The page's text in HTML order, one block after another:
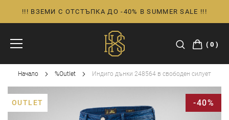
Прескачане
към
съдържанието
!!! ВЗЕМИ С ОТСТЪПКА ДО -40% В SUMMER SALE !!!
0
Начало %Outlet Индиго дънки 248564 в свободен силует
OUTLET -40%
Преминете
към